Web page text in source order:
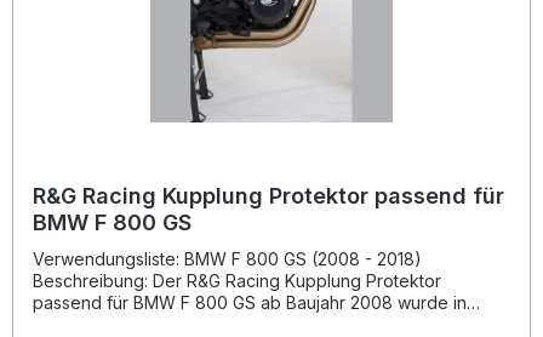
R&G Racing Kupplung Protektor passend für
BMW F 800 GS
Verwendungsliste: BMW F 800 GS (2008 - 2018)
Beschreibung: Der R&G Racing Kupplung Protektor
passend für BMW F 800 GS ab Baujahr 2008 wurde in